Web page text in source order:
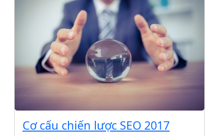
Cơ cấu chiến lược SEO 2017